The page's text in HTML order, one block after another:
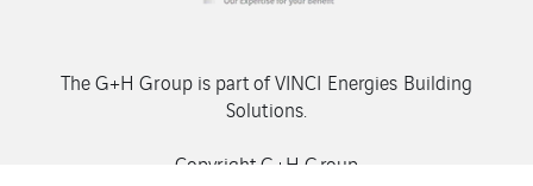
The G+H Group is part of VINCI Energies Building
Solutions.
Copyright G+H Group